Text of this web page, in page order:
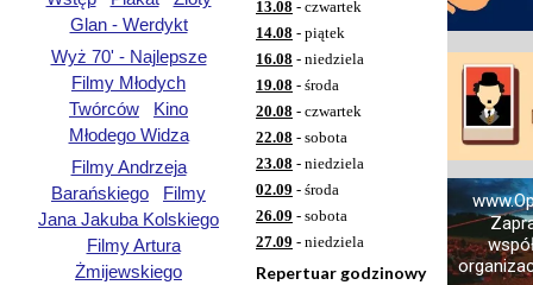
Glan - Werdykt
Wyż 70' - Najlepsze
Filmy Młodych
Twórców
Kino
Młodego Widza
Filmy Andrzeja
Barańskiego
Filmy
Jana Jakuba Kolskiego
Filmy Artura
Żmijewskiego
13.08 - czwartek
14.08 - piątek
16.08 - niedziela
19.08 - środa
20.08 - czwartek
22.08 - sobota
23.08 - niedziela
02.09 - środa
26.09 - sobota
27.09 - niedziela
Repertuar godzinowy